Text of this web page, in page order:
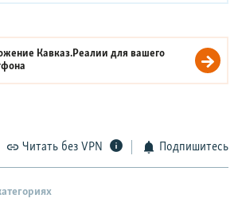
Кавказ.Реалии для вашего
Читать без VPN Подпишитесь